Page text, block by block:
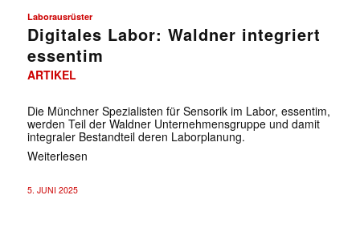
Laborausrüster
Digitales Labor: Waldner integriert
essentim
ARTIKEL
Die Münchner Spezialisten für Sensorik im Labor, essentim,
werden Teil der Waldner Unternehmensgruppe und damit
integraler Bestandteil deren Laborplanung.
Weiterlesen
5. JUNI 2025